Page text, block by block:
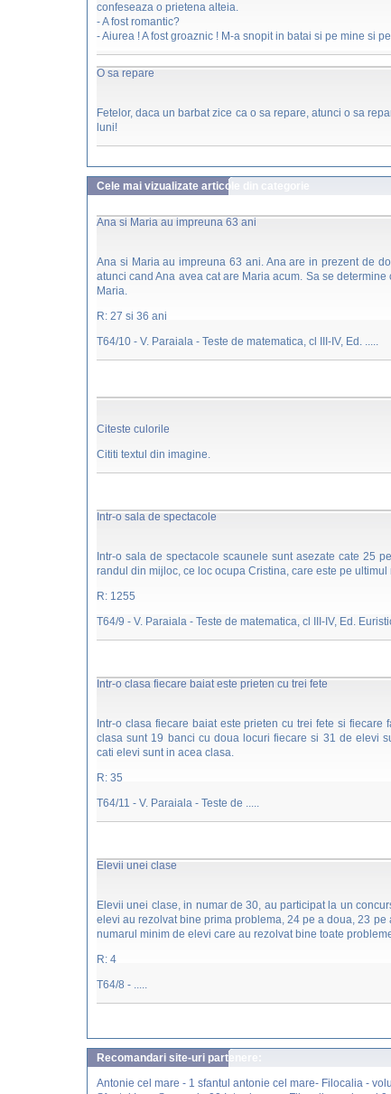
confeseaza o prietena alteia.
- A fost romantic?
- Aiurea ! A fost groaznic ! M-a snopit in batai si pe mine si
O sa repare
Fetelor, daca un barbat zice ca o sa repare, atunci o sa
luni!
Cele mai vizualizate articole din categorie
Ana si Maria au impreuna 63 ani
Ana si Maria au impreuna 63 ani. Ana are in prezent de
atunci cand Ana avea cat are Maria acum. Sa se
Maria.
R: 27 si 36 ani
T64/10 - V. Paraiala - Teste de matematica, cl III-IV, Ed. .....
Citeste culorile
Cititi textul din imagine.
Intr-o sala de spectacole
Intr-o sala de spectacole scaunele sunt asezate cate 25
randul din mijloc, ce loc ocupa Cristina, care este pe
R: 1255
T64/9 - V. Paraiala - Teste de matematica, cl III-IV, Ed.
Intr-o clasa fiecare baiat este prieten cu trei fete
Intr-o clasa fiecare baiat este prieten cu trei fete si fiecare
clasa sunt 19 banci cu doua locuri fiecare si 31 de elevi
cati elevi sunt in acea clasa.
R: 35
T64/11 - V. Paraiala - Teste de .....
Elevii unei clase
Elevii unei clase, in numar de 30, au participat la un
elevi au rezolvat bine prima problema, 24 pe a doua, 23 pe
numarul minim de elevi care au rezolvat bine toate
R: 4
T64/8 - .....
Recomandari site-uri partenere:
Antonie cel mare - 1 sfantul antonie cel mare- Filocalia -